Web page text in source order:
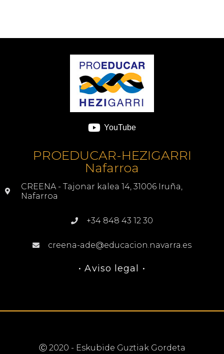
YouTube
PROEDUCAR-HEZIGARRI
Nafarroa
CREENA - Tajonar kalea 14, 31006 Iruña,
Nafarroa
+34 848 43 12 30
creena-ade@educacion.navarra.es
• Aviso legal •
Ⓒ 2020 - Eskubide Guztiak Gordeta